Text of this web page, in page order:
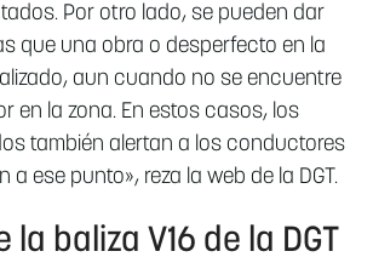
Por otro lado, se pueden dar
que una obra o desperfecto en la
aun cuando no se encuentre
en la zona. En estos casos, los
también alertan a los conductores
a ese punto», reza la web de la DGT.
la baliza V16 de la DGT